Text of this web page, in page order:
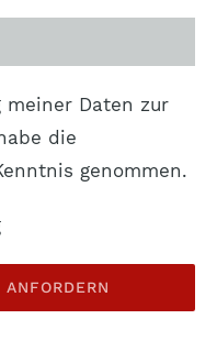
meiner Daten zur
die
genommen.